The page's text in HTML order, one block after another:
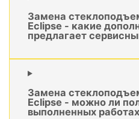
Замена
Eclipse - какие
предлагает
Замена
Eclipse - можно ли
выполненных